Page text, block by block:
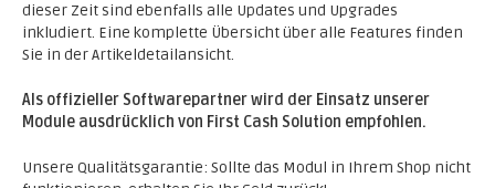
dieser Zeit sind ebenfalls alle Updates und Upgrades
inkludiert. Eine komplette Übersicht über alle Features finden
Sie in der Artikeldetailansicht.
Als offizieller Softwarepartner wird der Einsatz unserer
Module ausdrücklich von First Cash Solution empfohlen.
Unsere Qualitätsgarantie: Sollte das Modul in Ihrem Shop nicht